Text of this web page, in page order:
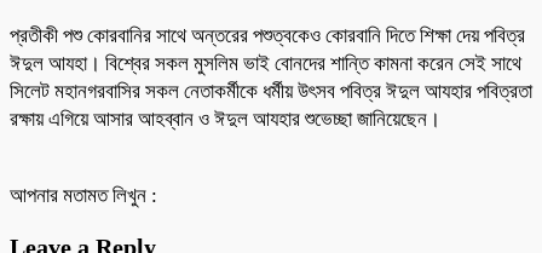
প্রতীকী পশু কোরবানির সাথে অন্তরের পশুত্বকেও কোরবানি দিতে শিক্ষা দেয় পবিত্র
ঈদুল আযহা। বিশ্বের সকল মুসলিম ভাই বোনদের শান্তি কামনা করেন সেই সাথে
সিলেট মহানগরবাসির সকল নেতাকর্মীকে ধর্মীয় উৎসব পবিত্র ঈদুল আযহার পবিত্রতা
রক্ষায় এগিয়ে আসার আহব্বান ও ঈদুল আযহার শুভেচ্ছা জানিয়েছেন।
আপনার মতামত লিখুন :
Leave a Reply